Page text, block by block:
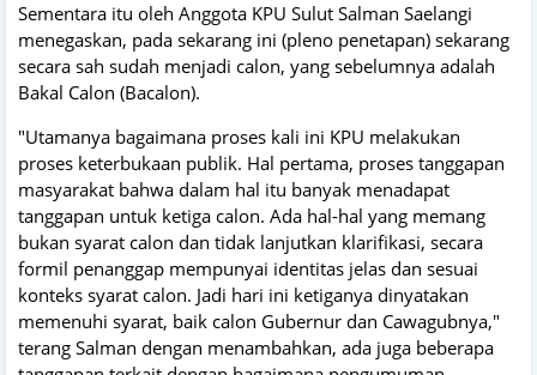
Sementara itu oleh Anggota KPU Sulut Salman Saelangi
menegaskan, pada sekarang ini (pleno penetapan) sekarang
secara sah sudah menjadi calon, yang sebelumnya adalah
Bakal Calon (Bacalon).
"Utamanya bagaimana proses kali ini KPU melakukan
proses keterbukaan publik. Hal pertama, proses tanggapan
masyarakat bahwa dalam hal itu banyak menadapat
tanggapan untuk ketiga calon. Ada hal-hal yang memang
bukan syarat calon dan tidak lanjutkan klarifikasi, secara
formil penanggap mempunyai identitas jelas dan sesuai
konteks syarat calon. Jadi hari ini ketiganya dinyatakan
memenuhi syarat, baik calon Gubernur dan Cawagubnya,"
terang Salman dengan menambahkan, ada juga beberapa